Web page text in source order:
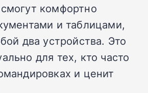
комфортно
и таблицами,
два устройства. Это
для тех, кто часто
и ценит